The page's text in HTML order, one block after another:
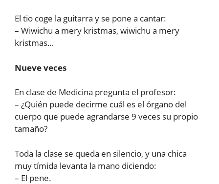
El tio coge la guitarra y se pone a cantar:
– Wiwichu a mery kristmas, wiwichu a mery
kristmas…
Nueve veces
En clase de Medicina pregunta el profesor:
– ¿Quién puede decirme cuál es el órgano del
cuerpo que puede agrandarse 9 veces su propio
tamaño?
Toda la clase se queda en silencio, y una chica
muy tímida levanta la mano diciendo:
– El pene.